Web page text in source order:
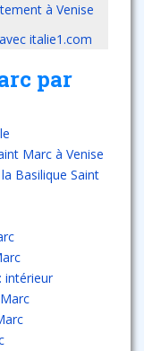
à Venise
italie1.com
par
Marc à Venise
Basilique Saint
intérieur